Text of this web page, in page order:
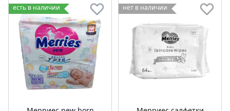
есть в наличии нет в наличии